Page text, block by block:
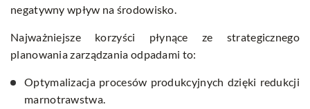
negatywny wpływ na środowisko.
Najważniejsze korzyści płynące ze strategicznego
planowania zarządzania odpadami to:
Optymalizacja procesów produkcyjnych dzięki redukcji
marnotrawstwa.